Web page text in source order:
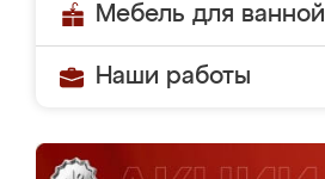
Мебель для ванной
Наши работы